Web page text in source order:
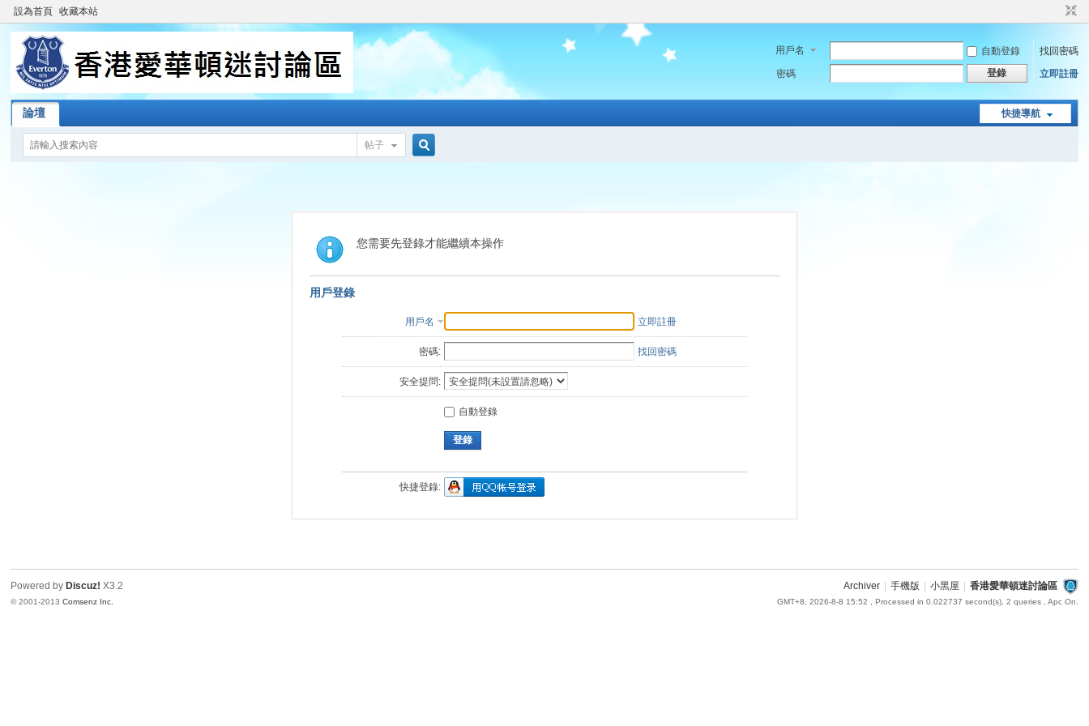
設為首頁 收藏本站
用戶名 自動登錄
找回密碼
密碼
登錄 立即註冊
快捷導航
論壇
帖子
索
您需要先登錄才能繼續本操作
用戶登錄
用戶名 立即註冊
密碼: 找回密碼
安全提問:
自動登錄
登錄
快捷登錄:
Archiver 手機版 小黑屋 香港愛華頓迷討論區
GMT+8, 2026-8-8 15:52 , Processed in 0.022737 second(s), 2 queries , Apc On.
Powered by Discuz! X3.2
© 2001-2013Comsenz Inc.